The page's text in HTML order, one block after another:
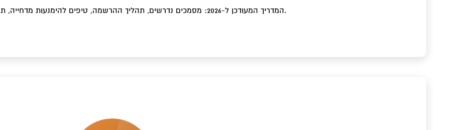
המדריך המעודכן ל-2026: מסמכים נדרשים, תהליך ההרשמה, טיפים להימנעות מדחייה, תרגום נוטריוני וחיבור כרטיס אשראי בינלאומי.